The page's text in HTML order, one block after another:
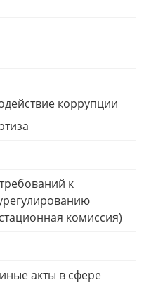
коррупции
к
комиссия)
акты в сфере